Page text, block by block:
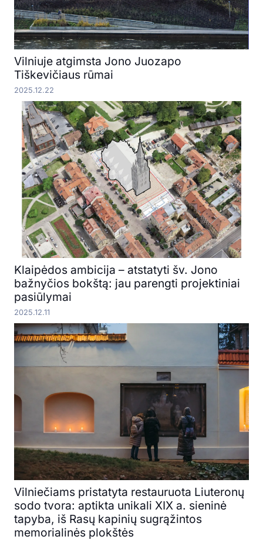
Vilniuje atgimsta Jono Juozapo
Tiškevičiaus rūmai
2025.12.22
Klaipėdos ambicija – atstatyti šv. Jono
bažnyčios bokštą: jau parengti projektiniai
pasiūlymai
2025.12.11
Vilniečiams pristatyta restauruota Liuteronų
sodo tvora: aptikta unikali XIX a. sieninė
tapyba, iš Rasų kapinių sugrąžintos
memorialinės plokštės